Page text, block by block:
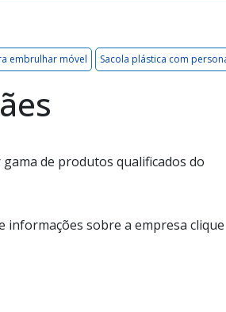
embrulhar móvel Sacola plástica com
de produtos qualificados do
informações sobre a empresa clique